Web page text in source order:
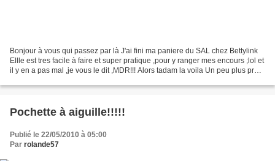
Bonjour à vous qui passez par là J'ai fini ma paniere du SAL chez Bettylink
Ellle est tres facile à faire et super pratique ,pour y ranger mes encours ;lol et
il y en a pas mal ,je vous le dit ,MDR!!! Alors tadam la voila Un peu plus pres
Pochette à aiguille!!!!!
Publié le 22/05/2010 à 05:00
Par rolande57